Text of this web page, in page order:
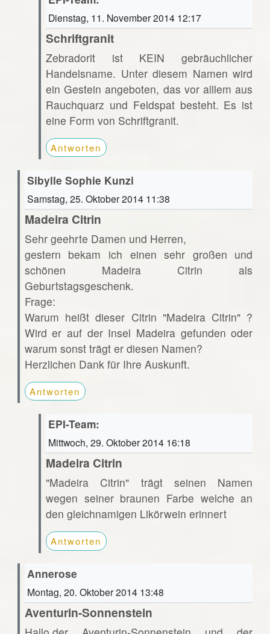
Dienstag, 11. November 2014 12:17
Schriftgranit
Zebradorit ist KEIN gebräuchlicher
Handelsname. Unter diesem Namen wird
ein Gestein angeboten, das vor alllem aus
Rauchquarz und Feldspat besteht. Es ist
eine Form von Schriftgranit.
Antworten
Sibylle Sophie Kunzi
Samstag, 25. Oktober 2014 11:38
Madeira Citrin
Sehr geehrte Damen und Herren,
gestern bekam ich einen sehr großen und
schönen Madeira Citrin als
Geburtstagsgeschenk.
Frage:
Warum heißt dieser Citrin "Madeira Citrin" ?
Wird er auf der Insel Madeira gefunden oder
warum sonst trägt er diesen Namen?
Herzlichen Dank für Ihre Auskunft.
Antworten
EPI-Team:
Mittwoch, 29. Oktober 2014 16:18
Madeira Citrin
"Madeira Citrin" trägt seinen Namen
wegen seiner braunen Farbe welche an
den gleichnamigen Likörwein erinnert
Antworten
Annerose
Montag, 20. Oktober 2014 13:48
Aventurin-Sonnenstein